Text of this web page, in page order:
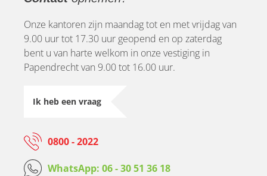
Onze kantoren zijn maandag tot en met vrijdag van
9.00 uur tot 17.30 uur geopend en op zaterdag
bent u van harte welkom in onze vestiging in
Papendrecht van 9.00 tot 16.00 uur.
Ik heb een vraag
0800 - 2022
WhatsApp: 06 - 30 51 36 18